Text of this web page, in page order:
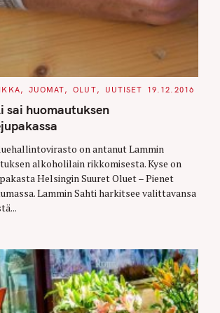
JUOMAT OLUT UUTISET 19.12.2016
sai huomautuksen
on antanut Lammin
alkoholilain rikkomisesta. Kyse on
Helsingin Suuret Oluet – Pienet
Lammin Sahti harkitsee valittavansa